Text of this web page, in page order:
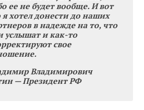
ее не будет вообще. И вот
я хотел донести до наших
в надежде на то, что
услышат и как-то
свое
Владимирович
— Президент РФ